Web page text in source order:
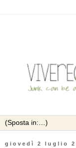
giovedì 2 luglio